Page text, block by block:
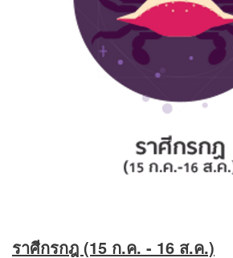
ราศีกรกฎ (15 ก.ค. - 16 ส.ค.)